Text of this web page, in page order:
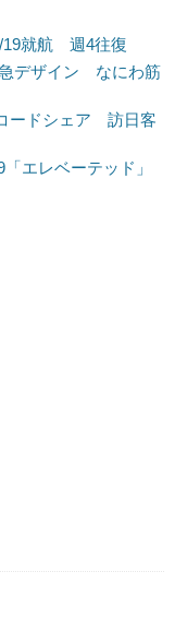
19就航 週4往復
デザイン なにわ筋
ードシェア 訪日客
エレベーテッド」